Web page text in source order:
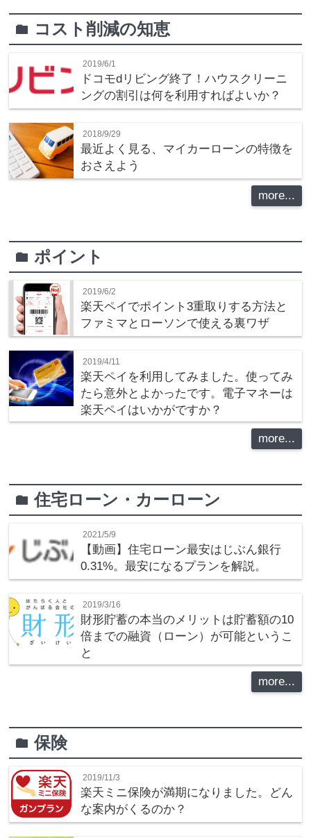
folder コスト削減の知恵
2019/6/1
ドコモdリビング終了！ハウスクリーニ
ングの割引は何を利用すればよいか？
2018/9/29
最近よく見る、マイカーローンの特徴を
おさえよう
more...
folderポイント
2019/6/2
楽天ペイでポイント3重取りする方法と
ファミマとローソンで使える裏ワザ
2019/4/11
楽天ペイを利用してみました。使ってみ
たら意外とよかったです。電子マネーは
楽天ペイはいかがですか？
more...
folder住宅ローン・カーローン
2021/5/9
【動画】住宅ローン最安はじぶん銀行
0.31%。最安になるプランを解説。
2019/3/16
財形貯蓄の本当のメリットは貯蓄額の10
倍までの融資（ローン）が可能というこ
と
more...
folder保険
2019/11/3
楽天ミニ保険が満期になりました。どん
な案内がくるのか？